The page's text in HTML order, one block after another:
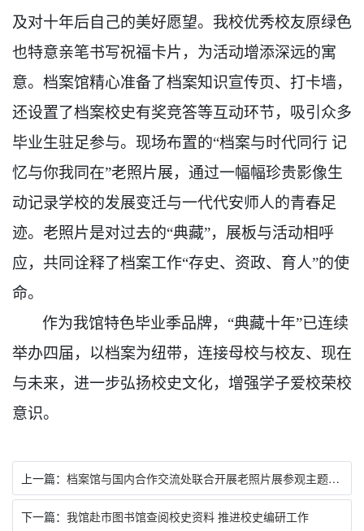
及对十年后自己的美好愿望。我校优秀校友原绿色
也特意亲笔书写祝福卡片，为活动增添深远的寓
意。档案馆精心准备了档案知识宣传页、 打卡墙，
还设置了档案校史有奖竞答等互动环节，吸引众多
毕业生驻足参与。现场布置的“档案与时代同行 记
忆与你我同在”老照片展，通过一幅幅珍贵影像生
动记录学校的发展变迁与一代代安师人的青春足
迹。 老照片是对过去的“典藏”，展板与活动相呼
应，共同诠释了档案工作“存史、资政、育人”的使
命。
作为我馆特色毕业季品牌， “典藏十年”已连续
举办四届，以档案为纽带，连接母校与校友、现在
与未来，进一步弘扬校史文化，增强学子爱校荣校
意识。
上一篇： 档案馆与国内合作交流处联合开展老照片展参观主题党日活动
下一篇： 我馆赴市图书馆查阅校史资料 推进校史编研工作